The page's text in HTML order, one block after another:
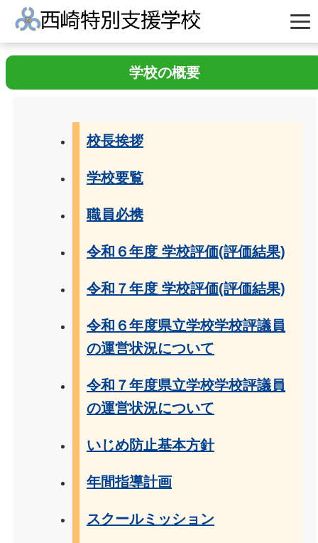
学校の概要
校長挨拶
学校要覧
職員必携
令和６年度 学校評価(評価結果)
令和７年度 学校評価(評価結果)
令和６年度県立学校学校評議員
の運営状況について
令和７年度県立学校学校評議員
の運営状況について
いじめ防止基本方針
年間指導計画
スクールミッション